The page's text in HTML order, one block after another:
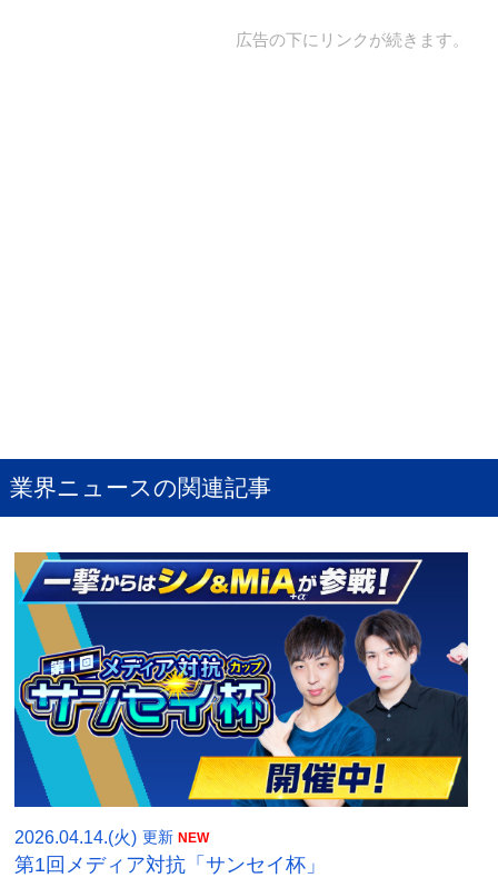
広告の下にリンクが続きます。
業界ニュースの関連記事
2026.04.14.(火) 更新
第1回メディア対抗「サンセイ杯」